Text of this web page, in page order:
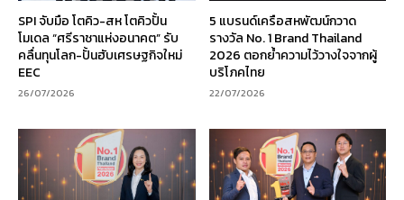
SPI จับมือ โตคิว-สห โตคิวปั้น
โมเดล “ศรีราชาแห่งอนาคต” รับ
คลื่นทุนโลก-ปั้นฮับเศรษฐกิจใหม่
EEC
26/07/2026
5 แบรนด์เครือสหพัฒน์กวาด
รางวัล No. 1 Brand Thailand
2026 ตอกย้ำความไว้วางใจจากผู้
บริโภคไทย
22/07/2026